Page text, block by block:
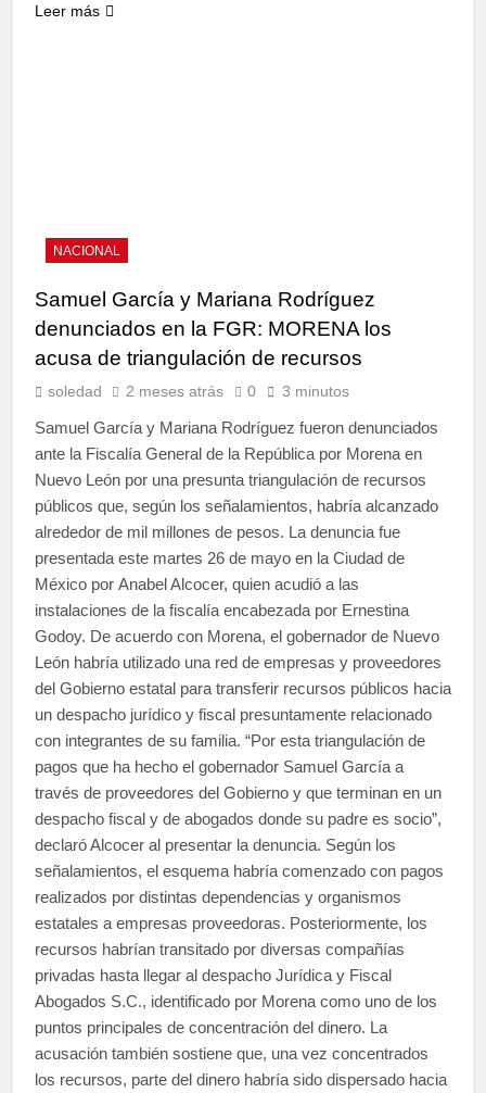
Leer más
NACIONAL
Samuel García y Mariana Rodríguez
denunciados en la FGR: MORENA los
acusa de triangulación de recursos
soledad 2 meses atrás 0 3 minutos
Samuel García y Mariana Rodríguez fueron denunciados
ante la Fiscalía General de la República por Morena en
Nuevo León por una presunta triangulación de recursos
públicos que, según los señalamientos, habría alcanzado
alrededor de mil millones de pesos. La denuncia fue
presentada este martes 26 de mayo en la Ciudad de
México por Anabel Alcocer, quien acudió a las
instalaciones de la fiscalía encabezada por Ernestina
Godoy. De acuerdo con Morena, el gobernador de Nuevo
León habría utilizado una red de empresas y proveedores
del Gobierno estatal para transferir recursos públicos hacia
un despacho jurídico y fiscal presuntamente relacionado
con integrantes de su familia. “Por esta triangulación de
pagos que ha hecho el gobernador Samuel García a
través de proveedores del Gobierno y que terminan en un
despacho fiscal y de abogados donde su padre es socio”,
declaró Alcocer al presentar la denuncia. Según los
señalamientos, el esquema habría comenzado con pagos
realizados por distintas dependencias y organismos
estatales a empresas proveedoras. Posteriormente, los
recursos habrían transitado por diversas compañías
privadas hasta llegar al despacho Jurídica y Fiscal
Abogados S.C., identificado por Morena como uno de los
puntos principales de concentración del dinero. La
acusación también sostiene que, una vez concentrados
los recursos, parte del dinero habría sido dispersado hacia